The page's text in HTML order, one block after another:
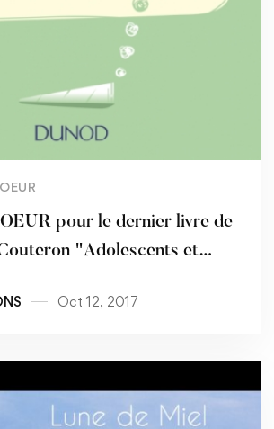
pour le dernier livre de
"Adolescents et
Oct 12, 2017